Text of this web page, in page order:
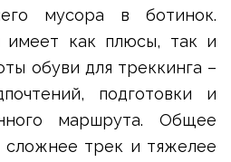
мусора в ботинок.
как плюсы, так и
обуви для треккинга –
подготовки и
маршрута. Общее
сложнее трек и тяжелее